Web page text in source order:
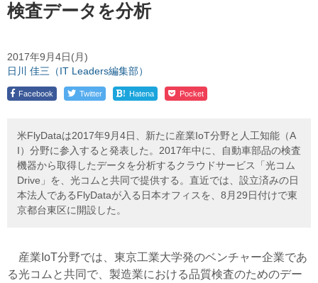
検査データを分析
2017年9月4日(月)
日川 佳三（IT Leaders編集部）
Facebook Twitter ! Hatena Pocket
米FlyDataは2017年9月4日、新たに産業IoT分野と人工知能（A
I）分野に参入すると発表した。2017年中に、自動車部品の検査
機器から取得したデータを分析するクラウドサービス「光コム
Drive」を、光コムと共同で提供する。直近では、設立済みの日
本法人であるFlyDataが入る日本オフィスを、8月29日付けで東
京都台東区に開設した。
産業IoT分野では、東京工業大学発のベンチャー企業であ
る光コムと共同で、製造業における品質検査のためのデー